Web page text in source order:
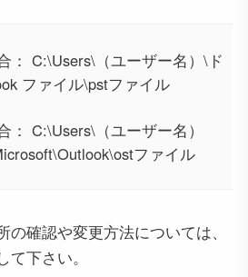
： C:\Users\（ユーザー名）\ド
ファイル\pstファイル
： C:\Users\（ユーザー名）
ファイル
確認や変更方法については、
下さい。